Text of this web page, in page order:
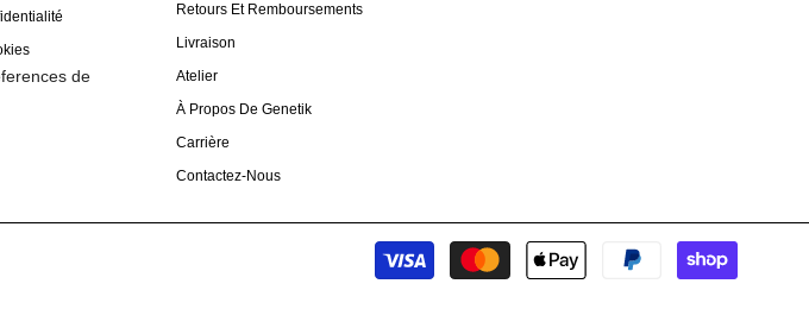
de
Retours Et Remboursements
Livraison
Atelier
À Propos De Genetik
Carrière
Contactez-Nous
Modes
paiement